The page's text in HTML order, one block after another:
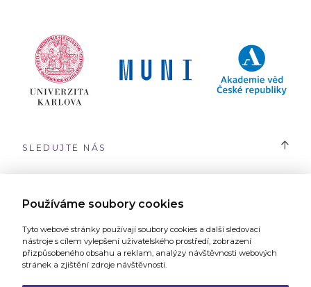
Používáme soubory cookies
Tyto webové stránky používají soubory cookies a další sledovací
nástroje s cílem vylepšení uživatelského prostředí, zobrazení
přizpůsobeného obsahu a reklam, analýzy návštěvnosti webových
stránek a zjištění zdroje návštěvnosti.
SLEDUJTE NÁS
#SYRI